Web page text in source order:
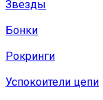
Звезды
Бонки
Рокринги
Успокоители цепи